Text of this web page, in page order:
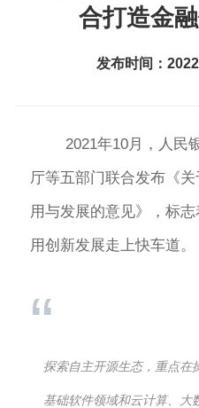
合打造金
发布时间：
2021年10月，人民银
厅等五部门联合发布《
用与发展的意见》，标
用创新发展走上快车道。
“
探索自主开源生态，重点在
基础软件领域和云计算、大